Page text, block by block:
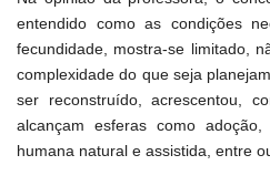
entendido como as condições
fecundidade, mostra-se limitado,
complexidade do que seja
ser reconstruído, acrescentou,
alcançam esferas como adoção,
humana natural e assistida, entre